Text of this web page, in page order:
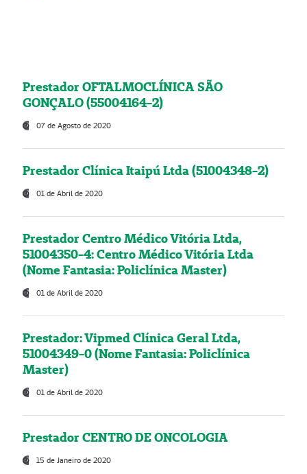
Prestador OFTALMOCLÍNICA SÃO
GONÇALO (55004164-2)
07 de Agosto de 2020
Prestador Clínica Itaipú Ltda (51004348-2)
01 de Abril de 2020
Prestador Centro Médico Vitória Ltda,
51004350-4: Centro Médico Vitória Ltda
(Nome Fantasia: Policlínica Master)
01 de Abril de 2020
Prestador: Vipmed Clínica Geral Ltda,
51004349-0 (Nome Fantasia: Policlínica
Master)
01 de Abril de 2020
Prestador CENTRO DE ONCOLOGIA
15 de Janeiro de 2020